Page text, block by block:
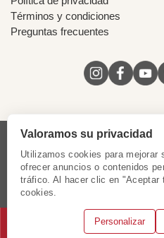
Términos y condiciones
Preguntas frecuentes
Licencia de Vietnam |
Certificado de Hong Kong,
Certificado de Peru |
© 2018 - 2025 Mundo Asia.
Valoramos su privacidad
Utilizamos cookies para mejorar
ofrecer anuncios o contenidos
tráfico. Al hacer clic en "Aceptar
cookies.
Personalizar